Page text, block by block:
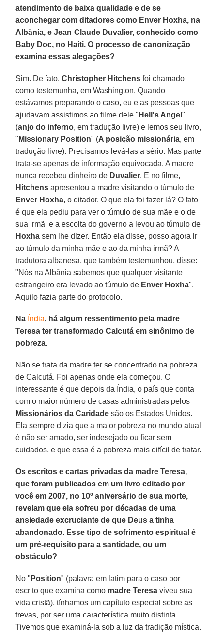
atendimento de baixa qualidade e de se
aconchegar com ditadores como Enver Hoxha, na
Albânia, e Jean-Claude Duvalier, conhecido como
Baby Doc, no Haiti. O processo de canonização
examina essas alegações?
Sim. De fato,Christopher Hitchens foi chamado
como testemunha, em Washington. Quando
estávamos preparando o caso, eu e as pessoas que
ajudavam assistimos ao filme dele " Hell's Angel"
(anjo do inferno, em tradução livre) e lemos seu livro,
" Missionary Position" (A posição missionária, em
tradução livre). Precisamos levá-las a sério. Mas parte
trata-se apenas de informação equivocada. A madre
nunca recebeu dinheiro de Duvalier. E no filme,
Hitchens apresentou a madre visitando o túmulo de
Enver Hoxha, o ditador. O que ela foi fazer lá? O fato
é que ela pediu para ver o túmulo de sua mãe e o de
sua irmã, e a escolta do governo a levou ao túmulo de
Hoxha sem lhe dizer. Então ela disse, posso agora ir
ao túmulo da minha mãe e ao da minha irmã? A
tradutora albanesa, que também testemunhou, disse:
"Nós na Albânia sabemos que qualquer visitante
estrangeiro era levado ao túmulo de Enver Hoxha".
Aquilo fazia parte do protocolo.
Na Índia, há algum ressentimento pela madre
Teresa ter transformado Calcutá em sinônimo de
pobreza.
Não se trata da madre ter se concentrado na pobreza
de Calcutá. Foi apenas onde ela começou. O
interessante é que depois da Índia, o país que conta
com o maior número de casas administradas pelos
Missionários da Caridade são os Estados Unidos.
Ela sempre dizia que a maior pobreza no mundo atual
é não ser amado, ser indesejado ou ficar sem
cuidados, e que essa é a pobreza mais difícil de tratar.
Os escritos e cartas privadas da madre Teresa,
que foram publicados em um livro editado por
você em 2007, no 10º aniversário de sua morte,
revelam que ela sofreu por décadas de uma
ansiedade excruciante de que Deus a tinha
abandonado. Esse tipo de sofrimento espiritual é
um pré-requisito para a santidade, ou um
obstáculo?
No " Position" (palavra em latim para o caso por
escrito que examina como madre Teresa viveu sua
vida cristã), tínhamos um capítulo especial sobre as
trevas, por ser uma característica muito distinta.
Tivemos que examiná-la sob a luz da tradição mística.